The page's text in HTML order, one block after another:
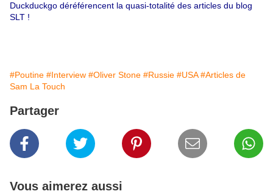
Duckduckgo déréférencent la quasi-totalité des articles du blog
SLT !
#Poutine #Interview #Oliver Stone #Russie #USA #Articles de
Sam La Touch
Partager
Vous aimerez aussi